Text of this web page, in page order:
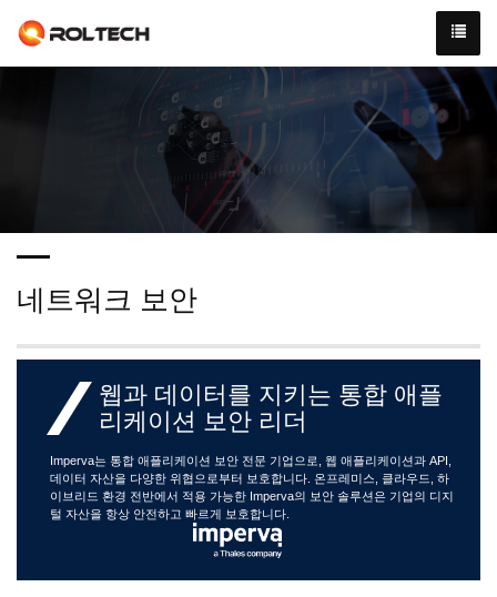
네트워크 보안
웹과 데이터를 지키는 통합 애플
리케이션 보안 리더
Imperva는 통합 애플리케이션 보안 전문 기업으로, 웹 애플리케이션과 API,
데이터 자산을 다양한 위협으로부터 보호합니다. 온프레미스, 클라우드, 하
이브리드 환경 전반에서 적용 가능한 Imperva의 보안 솔루션은 기업의 디지
털 자산을 항상 안전하고 빠르게 보호합니다.